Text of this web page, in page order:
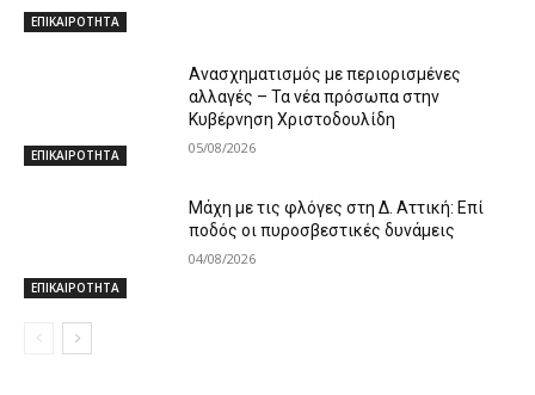
ΕΠΙΚΑΙΡΟΤΗΤΑ
ΕΠΙΚΑΙΡΟΤΗΤΑ
Ανασχηματισμός με περιορισμένες
αλλαγές – Τα νέα πρόσωπα στην
Κυβέρνηση Χριστοδουλίδη
05/08/2026
ΕΠΙΚΑΙΡΟΤΗΤΑ
Μάχη με τις φλόγες στη Δ. Αττική: Επί
ποδός οι πυροσβεστικές δυνάμεις
04/08/2026